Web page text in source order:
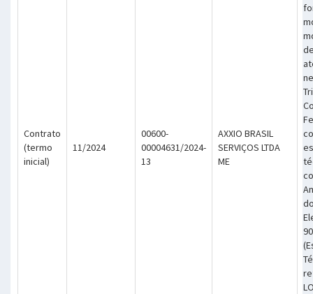
Contrato
(termo
inicial)
11/2024
00600-
00004631/2024-
13
AXXIO BRASIL
SERVIÇOS LTDA
ME